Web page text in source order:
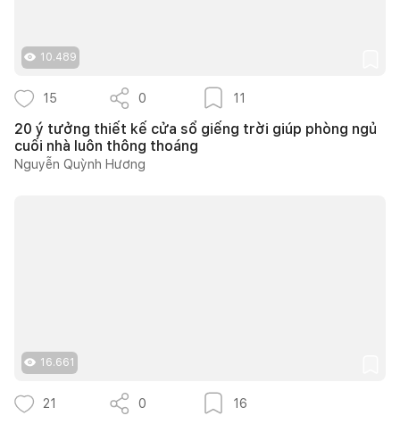
10.489
15 0 11
20 ý tưởng thiết kế cửa sổ giếng trời giúp phòng ngủ
cuối nhà luôn thông thoáng
Nguyễn Quỳnh Hương
16.661
21 0 16